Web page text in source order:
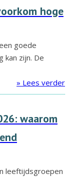
hoge
goede
kan zijn. De
» Lees verder
waarom
leeftijdsgroepen